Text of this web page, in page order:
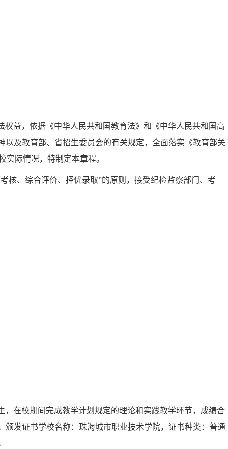
益，依据《中华人民共和国教育法》和《中华人民共和国高
及教育部、省招生委员会的有关规定，全面落实《教育部关
实际情况，特制定本章程。
核、综合评价、择优录取”的原则，接受纪检监察部门、考
在校期间完成教学计划规定的理论和实践教学环节，成绩合
颁发证书学校名称：珠海城市职业技术学院，证书种类：普通